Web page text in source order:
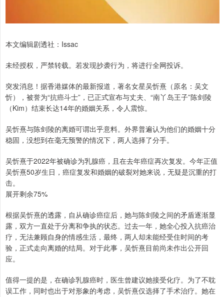
本文编辑剧透社：Issac
未经授权，严禁转载。若发现抄袭行为，将进行全网投诉。
突发消息！据香港媒体的最新报道，著名女星吴忻熹（原名：吴文
忻），被誉为“抗癌斗士”，已正式宣布与丈夫、“南丫岛王子”陈剑陵
（Kim）结束长达14年的婚姻关系，令人震惊。
吴忻熹与陈剑陵的离婚可谓出乎意料。外界普遍认为他们的婚姻十分
稳固，没想到在毫无预警的情况下，两人选择了分手。
吴忻熹于2022年被确诊为乳腺癌，且在去年癌症再次复发。今年正值
吴忻熹50岁生日，癌症复发和婚姻的破裂对她来说，无疑是沉重的打
击。
展开剩余75%
根据吴忻熹的透露，自从确诊癌症后，她与陈剑陵之间的矛盾逐渐显
露，双方一直处于分离和争执的状态。过去一年，她全心投入抗癌治
疗，无法兼顾自身的情感生活，最终，两人却未能经受住时间的考
验，正式走向离婚的结局。对于此事，吴忻熹目前尚未作出公开回
应。
值得一提的是，在确诊乳腺癌时，医生曾建议她接受化疗。为了不耽
误工作，同时也出于对形象的考虑，吴忻熹仅选择了手术治疗。她在